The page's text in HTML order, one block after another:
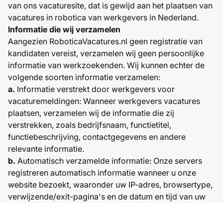
van ons vacaturesite, dat is gewijd aan het plaatsen van
vacatures in robotica van werkgevers in Nederland.
Informatie die wij verzamelen
Aangezien RoboticaVacatures.nl geen registratie van
kandidaten vereist, verzamelen wij geen persoonlijke
informatie van werkzoekenden. Wij kunnen echter de
volgende soorten informatie verzamelen:
a. Informatie verstrekt door werkgevers voor
vacaturemeldingen: Wanneer werkgevers vacatures
plaatsen, verzamelen wij de informatie die zij
verstrekken, zoals bedrijfsnaam, functietitel,
functiebeschrijving, contactgegevens en andere
relevante informatie.
b. Automatisch verzamelde informatie: Onze servers
registreren automatisch informatie wanneer u onze
website bezoekt, waaronder uw IP-adres, browsertype,
verwijzende/exit-pagina's en de datum en tijd van uw